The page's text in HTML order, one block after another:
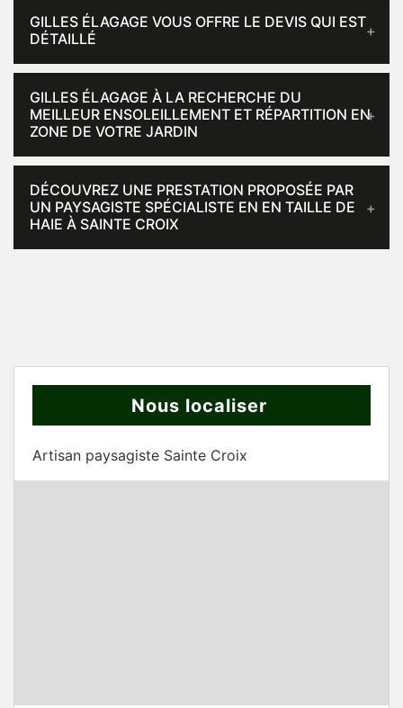
GILLES ÉLAGAGE VOUS OFFRE LE DEVIS QUI EST
DÉTAILLÉ
GILLES ÉLAGAGE À LA RECHERCHE DU
MEILLEUR ENSOLEILLEMENT ET RÉPARTITION EN
ZONE DE VOTRE JARDIN
DÉCOUVREZ UNE PRESTATION PROPOSÉE PAR
UN PAYSAGISTE SPÉCIALISTE EN EN TAILLE DE
HAIE À SAINTE CROIX
Nous localiser
Artisan paysagiste Sainte Croix